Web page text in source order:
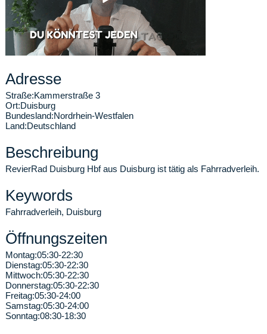
Adresse
Straße:Kammerstraße 3
Ort:Duisburg
Bundesland:Nordrhein-Westfalen
Land:Deutschland
Beschreibung
RevierRad Duisburg Hbf aus Duisburg ist tätig als Fahrradverleih.
Keywords
Fahrradverleih, Duisburg
Öffnungszeiten
Montag:05:30-22:30
Dienstag:05:30-22:30
Mittwoch:05:30-22:30
Donnerstag:05:30-22:30
Freitag:05:30-24:00
Samstag:05:30-24:00
Sonntag:08:30-18:30